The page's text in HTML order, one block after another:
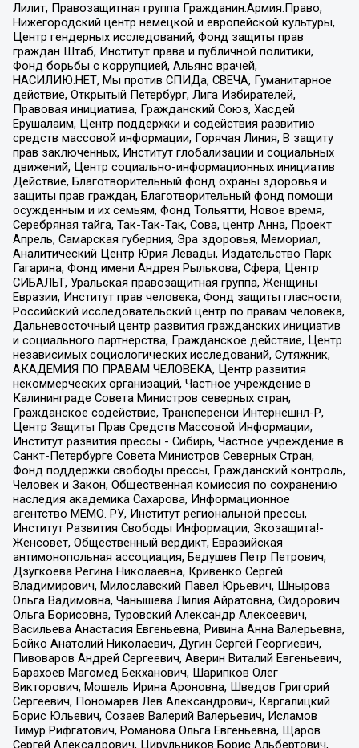
Лилит, Правозащитная группа Гражданин.Армия.Право,
Нижегородский центр немецкой и европейской культуры,
Центр гендерных исследований, Фонд защиты прав
граждан Штаб, Институт права и публичной политики,
Фонд борьбы с коррупцией, Альянс врачей,
НАСИЛИЮ.НЕТ, Мы против СПИДа, СВЕЧА, Гуманитарное
действие, Открытый Петербург, Лига Избирателей,
Правовая инициатива, Гражданский Союз, Хасдей
Ерушалаим, Центр поддержки и содействия развитию
средств массовой информации, Горячая Линия, В защиту
прав заключенных, Институт глобализации и социальных
движений, Центр социально-информационных инициатив
Действие, Благотворительный фонд охраны здоровья и
защиты прав граждан, Благотворительный фонд помощи
осужденным и их семьям, Фонд Тольятти, Новое время,
Серебряная тайга, Так-Так-Так, Сова, центр Анна, Проект
Апрель, Самарская губерния, Эра здоровья, Мемориал,
Аналитический Центр Юрия Левады, Издательство Парк
Гагарина, Фонд имени Андрея Рылькова, Сфера, Центр
СИБАЛЬТ, Уральская правозащитная группа, Женщины
Евразии, Институт прав человека, Фонд защиты гласности,
Российский исследовательский центр по правам человека,
Дальневосточный центр развития гражданских инициатив
и социального партнерства, Гражданское действие, Центр
независимых социологических исследований, Сутяжник,
АКАДЕМИЯ ПО ПРАВАМ ЧЕЛОВЕКА, Центр развития
некоммерческих организаций, Частное учреждение в
Калининграде Совета Министров северных стран,
Гражданское содействие, Трансперенси Интернешнл-Р,
Центр Защиты Прав Средств Массовой Информации,
Институт развития прессы - Сибирь, Частное учреждение в
Санкт-Петербурге Совета Министров Северных Стран,
Фонд поддержки свободы прессы, Гражданский контроль,
Человек и Закон, Общественная комиссия по сохранению
наследия академика Сахарова, Информационное
агентство МЕМО. РУ, Институт региональной прессы,
Институт Развития Свободы Информации, Экозащита!-
Женсовет, Общественный вердикт, Евразийская
антимонопольная ассоциация, Бедушев Петр Петрович,
Дзугкоева Регина Николаевна, Кривенко Сергей
Владимирович, Милославский Павел Юрьевич, Шнырова
Ольга Вадимовна, Чанышева Лилия Айратовна, Сидорович
Ольга Борисовна, Туровский Александр Алексеевич,
Васильева Анастасия Евгеньевна, Ривина Анна Валерьевна,
Бойко Анатолий Николаевич, Дугин Сергей Георгиевич,
Пивоваров Андрей Сергеевич, Аверин Виталий Евгеньевич,
Барахоев Магомед Бекханович, Шарипков Олег
Викторович, Мошель Ирина Ароновна, Шведов Григорий
Сергеевич, Пономарев Лев Александрович, Каргалицкий
Борис Юльевич, Созаев Валерий Валерьевич, Исламов
Тимур Рифгатович, Романова Ольга Евгеньевна, Щаров
Сергей Алексадрович, Цирульников Борис Альбертович,